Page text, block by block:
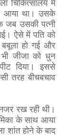
चिकित्सालय में
आया था। उसके
जब उसकी पत्नी
ऐसे में पति को
हो गई और
जीजा को धुन
दिया। इससे
तरह बीचबचाव
रख रही थी।
के साथ आया
शांत होने के बाद